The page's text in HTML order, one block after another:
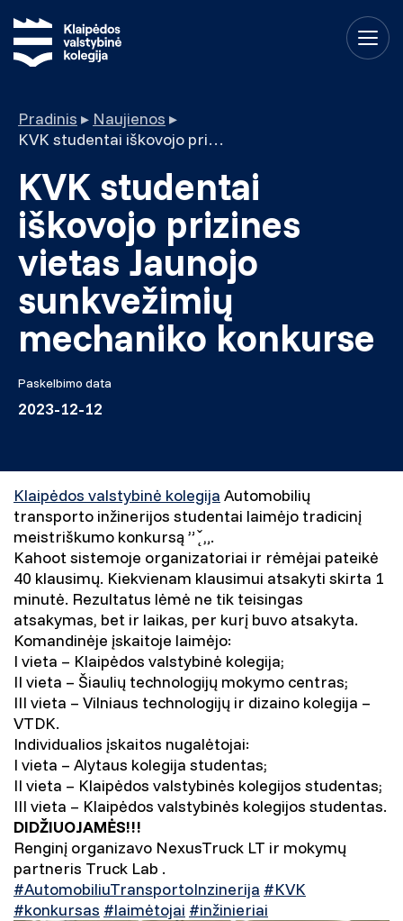
Pradinis ▸ Naujienos ▸
KVK studentai iškovojo prizines vietas Jaunojo sunkvežimių mechaniko konkurse
KVK studentai
iškovojo prizines
vietas Jaunojo
sunkvežimių
mechaniko konkurse
Paskelbimo data
2023-12-12
Klaipėdos valstybinė kolegija Automobilių
transporto inžinerijos studentai laimėjo tradicinį
meistriškumo konkursą ” ̨̌ „.
Kahoot sistemoje organizatoriai ir rėmėjai pateikė
40 klausimų. Kiekvienam klausimui atsakyti skirta 1
minutė. Rezultatus lėmė ne tik teisingas
atsakymas, bet ir laikas, per kurį buvo atsakyta.
Komandinėje įskaitoje laimėjo:
I vieta – Klaipėdos valstybinė kolegija;
II vieta – Šiaulių technologijų mokymo centras;
III vieta – Vilniaus technologijų ir dizaino kolegija –
VTDK.
Individualios įskaitos nugalėtojai:
I vieta – Alytaus kolegija studentas;
II vieta – Klaipėdos valstybinės kolegijos studentas;
III vieta – Klaipėdos valstybinės kolegijos studentas.
DIDŽIUOJAMĖS!!!
Renginį organizavo NexusTruck LT ir mokymų
partneris Truck Lab .
#AutomobiliuTransportoInzinerija #KVK
#konkursas #laimėtojai #inžinieriai